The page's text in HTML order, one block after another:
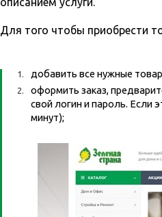
Для того чтобы приобрести
добавить все нужные
оформить заказ,
свой логин и пароль. Если
минут);